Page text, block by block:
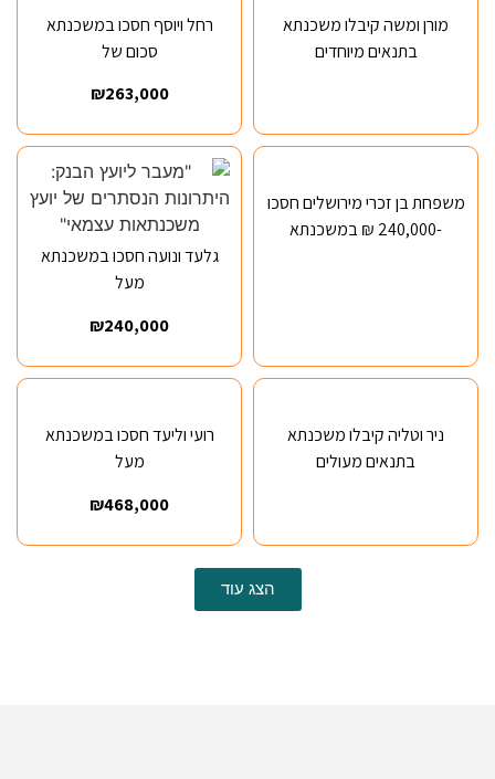
מורן ומשה קיבלו משכנתא
בתנאים מיוחדים
רחל ויוסף חסכו במשכנתא
סכום של
₪263,000
משפחת בן זכרי מירושלים חסכו
-240,000 ₪ במשכנתא
גלעד ונועה חסכו במשכנתא
מעל
₪240,000
ניר וטליה קיבלו משכנתא
בתנאים מעולים
רועי וליעד חסכו במשכנתא
מעל
₪468,000
הצג עוד